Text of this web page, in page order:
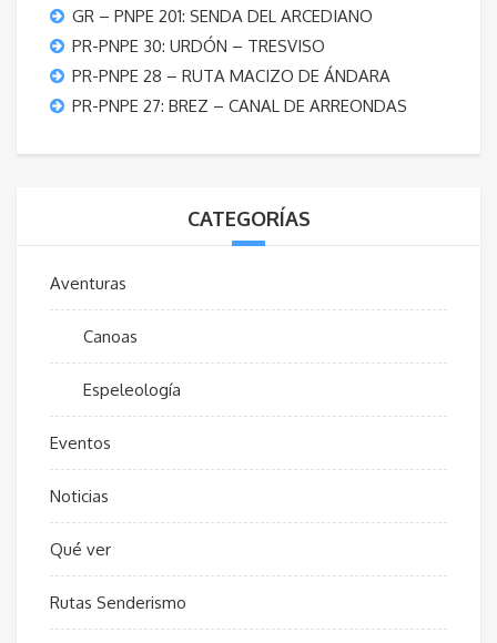
GR – PNPE 201: SENDA DEL ARCEDIANO
PR-PNPE 30: URDÓN – TRESVISO
PR-PNPE 28 – RUTA MACIZO DE ÁNDARA
PR-PNPE 27: BREZ – CANAL DE ARREONDAS
CATEGORÍAS
Aventuras
Canoas
Espeleología
Eventos
Noticias
Qué ver
Rutas Senderismo